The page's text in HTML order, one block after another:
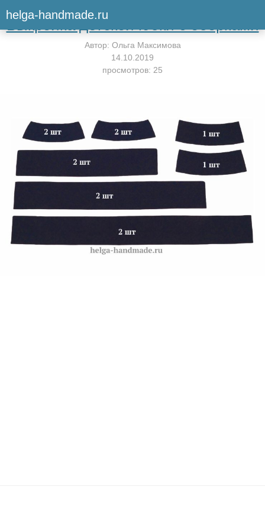
helga-handmade.ruВернуться к мастер-классу
Выкройка детской юбки с оборками
Автор: Ольга Максимова
14.10.2019
просмотров: 25